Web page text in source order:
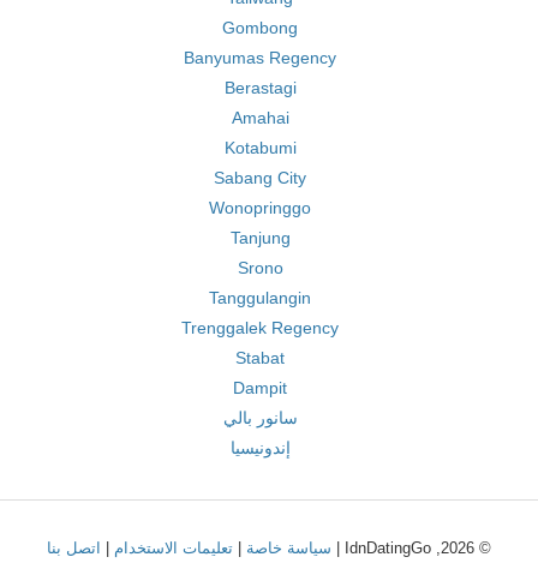
Gombong
Banyumas Regency
Berastagi
Amahai
Kotabumi
Sabang City
Wonopringgo
Tanjung
Srono
Tanggulangin
Trenggalek Regency
Stabat
Dampit
سانور بالي
إندونيسيا
© 2026, IdnDatingGo | سياسة خاصة تعليمات الاستخدام اتصل بنا